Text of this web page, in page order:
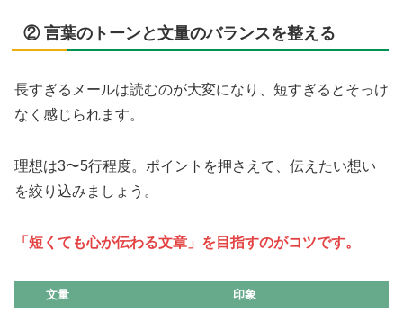
② 言葉のトーンと文量のバランスを整える
長すぎるメールは読むのが大変になり、短すぎるとそっけ
なく感じられます。
理想は3〜5行程度。ポイントを押さえて、伝えたい想い
を絞り込みましょう。
「短くても心が伝わる文章」を目指すのがコツです。
文量
印象